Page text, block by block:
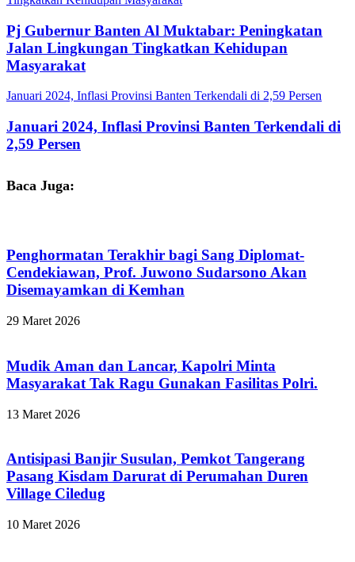
Pj Gubernur Banten Al Muktabar: Peningkatan
Jalan Lingkungan Tingkatkan Kehidupan
Masyarakat
Januari 2024, Inflasi Provinsi Banten Terkendali di 2,59 Persen
Januari 2024, Inflasi Provinsi Banten Terkendali di
2,59 Persen
Baca Juga:
Penghormatan Terakhir bagi Sang Diplomat-
Cendekiawan, Prof. Juwono Sudarsono Akan
Disemayamkan di Kemhan
29 Maret 2026
Mudik Aman dan Lancar, Kapolri Minta
Masyarakat Tak Ragu Gunakan Fasilitas Polri.
13 Maret 2026
Antisipasi Banjir Susulan, Pemkot Tangerang
Pasang Kisdam Darurat di Perumahan Duren
Village Ciledug
10 Maret 2026